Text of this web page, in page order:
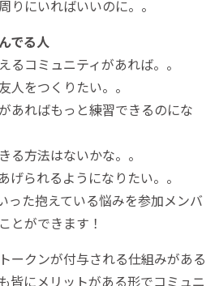
りにいればいいのに。。
でる人
るコミュニティがあれば。。
人をつくりたい。。
あればもっと練習できるのにな
る方法はないかな。。
げられるようになりたい。。
った抱えている悩みを参加メンバ
とができます！
ークンが付与される仕組みがある
皆にメリットがある形でコミュニ